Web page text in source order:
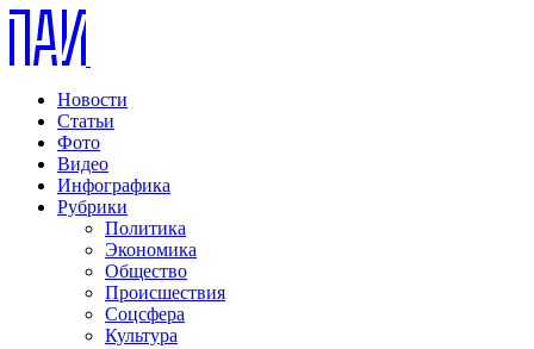
Новости
Статьи
Фото
Видео
Инфографика
Рубрики
Политика
Экономика
Общество
Происшествия
Соцсфера
Культура